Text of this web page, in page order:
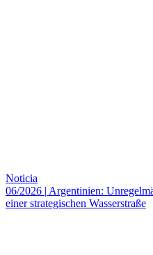
Noticia
06/2026 | Argentinien:
einer strategischen Wasserstraße